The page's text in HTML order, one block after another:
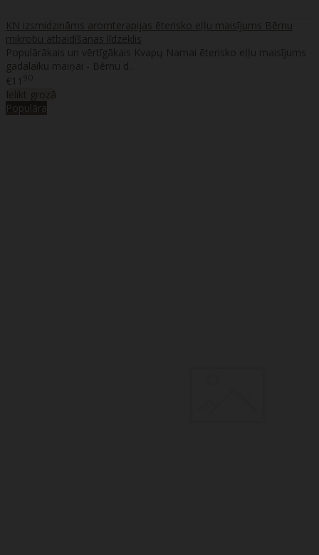
KN izsmidzināms aromterapijas ēterisko eļļu maisījums Bērnu
mikrobu atbaidīšanas līdzeklis
Populārākais un vērtīgākais Kvapų Namai ēterisko eļļu maisījums
gadalaiku maiņai - Bērnu d..
€11 90
Ielikt grozā
Populāra